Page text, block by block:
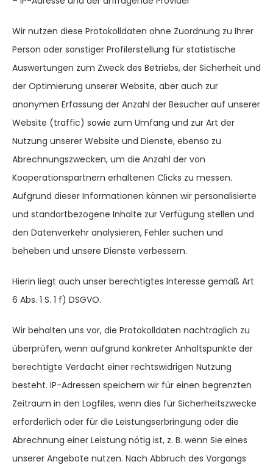
Wir nutzen diese Protokolldaten ohne Zuordnung zu Ihrer
Person oder sonstiger Profilerstellung für statistische
Auswertungen zum Zweck des Betriebs, der Sicherheit und
der Optimierung unserer Website, aber auch zur
anonymen Erfassung der Anzahl der Besucher auf unserer
Website (traffic) sowie zum Umfang und zur Art der
Nutzung unserer Website und Dienste, ebenso zu
Abrechnungszwecken, um die Anzahl der von
Kooperationspartnern erhaltenen Clicks zu messen.
Aufgrund dieser Informationen können wir personalisierte
und standortbezogene Inhalte zur Verfügung stellen und
den Datenverkehr analysieren, Fehler suchen und
beheben und unsere Dienste verbessern.
Hierin liegt auch unser berechtigtes Interesse gemäß Art
6 Abs. 1 S. 1 f) DSGVO.
Wir behalten uns vor, die Protokolldaten nachträglich zu
überprüfen, wenn aufgrund konkreter Anhaltspunkte der
berechtigte Verdacht einer rechtswidrigen Nutzung
besteht. IP-Adressen speichern wir für einen begrenzten
Zeitraum in den Logfiles, wenn dies für Sicherheitszwecke
erforderlich oder für die Leistungserbringung oder die
Abrechnung einer Leistung nötig ist, z. B. wenn Sie eines
unserer Angebote nutzen. Nach Abbruch des Vorgangs